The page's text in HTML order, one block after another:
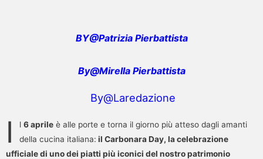
BY@Patrizia Pierbattista
By@Mirella Pierbattista
By@Laredazione
I l 6 aprile è alle porte e torna il giorno più atteso dagli amanti
della cucina italiana: il Carbonara Day, la celebrazione
ufficiale di uno dei piatti più iconici del nostro patrimonio